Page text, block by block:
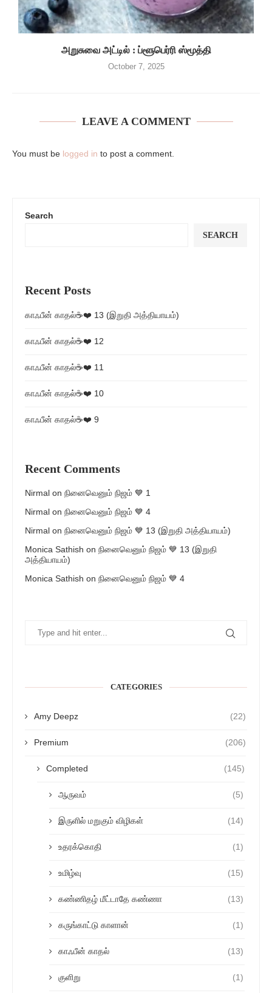
அறுசுவை அட்டில் : ப்ளூபெர்ரி ஸ்மூத்தி
October 7, 2025
LEAVE A COMMENT
You must be logged in to post a comment.
Search
SEARCH
Recent Posts
காஃபீன் காதல்☕❤️ 13 (இறுதி அத்தியாயம்)
காஃபீன் காதல்☕❤️ 12
காஃபீன் காதல்☕❤️ 11
காஃபீன் காதல்☕❤️ 10
காஃபீன் காதல்☕❤️ 9
Recent Comments
Nirmal on நினைவெனும் நிஜம் 💙 1
Nirmal on நினைவெனும் நிஜம் 💙 4
Nirmal on நினைவெனும் நிஜம் 💙 13 (இறுதி அத்தியாயம்)
Monica Sathish on நினைவெனும் நிஜம் 💙 13 (இறுதி
அத்தியாயம்)
Monica Sathish on நினைவெனும் நிஜம் 💙 4
CATEGORIES
Amy Deepz (22)
Premium (206)
Completed (145)
ஆருவம் (5)
இருளில் மறுகும் விழிகள் (14)
உதரக்கொதி (1)
உமிழ்வு (15)
கண்ணிதழ் மீட்டாதே கண்ணா (13)
கருங்காட்டு காளான் (1)
காஃபீன் காதல் (13)
குளிறு (1)